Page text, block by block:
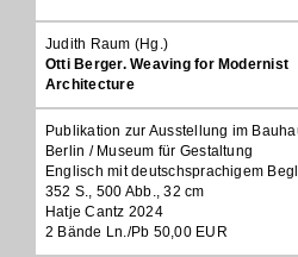
Judith Raum (Hg.)
Otti Berger. Weaving for Modernist
Architecture
Publikation zur Ausstellung im
Berlin / Museum für Gestaltung
Englisch mit deutschsprachigem
352 S., 500 Abb., 32 cm
Hatje Cantz 2024
2 Bände Ln./Pb 50,00 EUR